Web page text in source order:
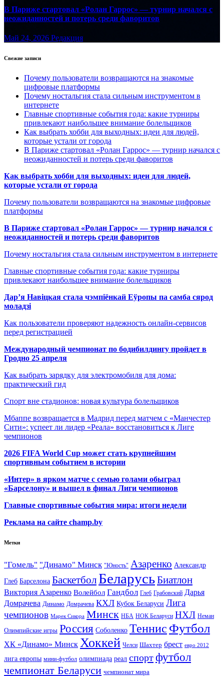
В Париже стартовал «Ролан Гаррос» — турнир начался с
неожиданностей и потерь среди фаворитов
Май 24, 2026 Редакция
Свежие записи
Почему пользователи возвращаются на знакомые
цифровые платформы
Почему ностальгия стала сильным инструментом в
интернете
Главные спортивные события года: какие турниры
привлекают наибольшее внимание болельщиков
Как выбрать хобби для выходных: идеи для людей,
которые устали от города
В Париже стартовал «Ролан Гаррос» — турнир начался с
неожиданностей и потерь среди фаворитов
Как выбрать хобби для выходных: идеи для людей,
которые устали от города
Почему пользователи возвращаются на знакомые цифровые
платформы
В Париже стартовал «Ролан Гаррос» — турнир начался с
неожиданностей и потерь среди фаворитов
Почему ностальгия стала сильным инструментом в интернете
Главные спортивные события года: какие турниры
привлекают наибольшее внимание болельщиков
Дар’я Навіцкая стала чэмпіёнкай Еўропы па самба сярод
моладзі
Как пользователи проверяют надежность онлайн-сервисов
перед регистрацией
Международный чемпионат по бодибилдингу пройдет в
Гродно 25 апреля
Как выбрать зарядку для электромобиля для дома:
практический гид
Спорт вне стадионов: новая культура болельщиков
Мбаппе возвращается в Мадрид перед матчем с «Манчестер
Сити»: успеет ли лидер «Реала» восстановиться к Лиге
чемпионов
2026 FIFA World Cup может стать крупнейшим
спортивным событием в истории
«Интер» в ярком матче с семью голами обыграл
«Барселону» и вышел в финал Лиги чемпионов
Главные спортивные события мира: итоги недели
Реклама на сайте champ.by
Метки
"Гомель" "Динамо" Минск "Юность" Азаренко Александр
Глеб Барселона Баскетбол БеларусьБиатлон
Виктория Азаренко Волейбол Гандбол Глеб Грабовский Дарья
Домрачева Динамо Домрачева КХЛ Кубок Беларуси Лига
чемпионов Марек Сикора Минск НБА НОК Беларуси НХЛ Неман
Олимпийские игры Россия Соболенко Теннис Футбол
ХК «Динамо» Минск Хоккей Челси Шахтер брест евро 2012
лига европы мини-футбол олимпиада реал спортфутбол
чемпионат Беларуси чемпионат мира